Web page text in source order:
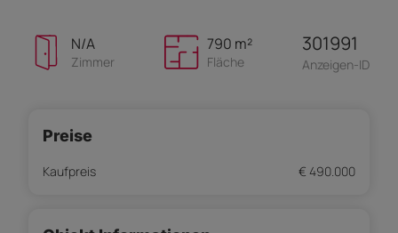
N/A
Zimmer
790 m²
Fläche
301991
Anzeigen-ID
Preise
Kaufpreis € 490.000